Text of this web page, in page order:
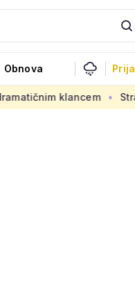
Obnova
Strani projekti na